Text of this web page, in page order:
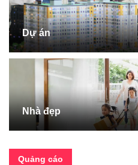
Dự án
Nhà đẹp
Quảng cáo